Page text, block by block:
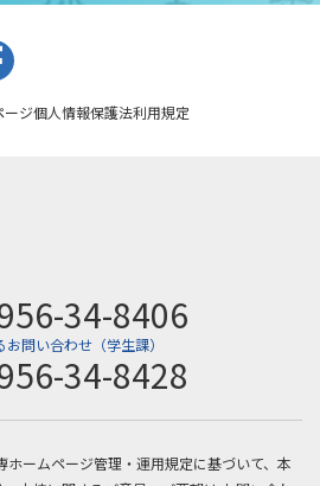
ージ個人情報保護法利用規定
34-8406
お問い合わせ（学生課）
34-8428
ホームページ管理・運用規定に基づいて、本